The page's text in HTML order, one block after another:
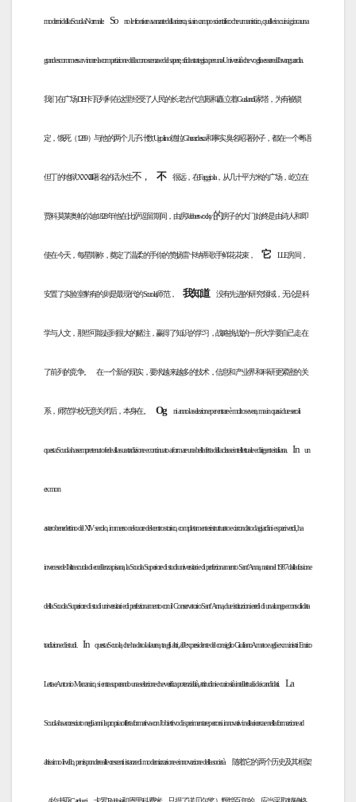
moderni della Scuola Normale. So no le frontiere avanzate della ricerca, sia in campo scientifico che umanistico, quelle in cui si gioca una
grande scommessa: vincere la competizione della conoscenza e del sapere, sfida strategica per una Università che voglia essere all’avanguardia.
我们在广场DEI卡瓦列利在这里经受了人民的长老古代宫殿和矗立着Gualandi家塔，为有被锁
定，饿死（1289）与他的两个儿子计数Ugolino德拉Gherardesca和事实臭名昭著孙子，都在一个粤语
但丁的地狱XXXIII著名的话永生不， 不 很远，在Faggiola，从几十平方米的广场，屹立在
贾科莫莱奥帕尔迪1828年他在比萨逗留期间，由房Jabberwocky的房子的大门始终是由诗人和即
使在今天，每星期称，奠定了温柔的手你的赞扬雷卡纳蒂歌手鲜花花束， 它 LLE房间，
安置了实验室豹有的则是最现代的Scuola师范， 我知道 没有先进的研究领域，无论是科
学与人文，那些可能起到很大的赌注，赢得了知识的学习，战略挑战的一所大学要自己走在
了前列的竞争。 在一个新的现实，要求越来越多的技术，信息和产业界和科研更紧密的关
系，师范学校无意关闭后，本身在。 Og ni anno la selezione per entrare è molto severa, ma in quasi due secoli
questa Scuola ha sempre tenuto fede alla sua tradizione e continuato a formare una bella fetta della classe intellettuale e dirigente italiana. In un
ex mon
astero benedettino del XIV secolo, immerso nel cuore del centro storico, completamente ristrutturato e circondato da giardini e spazi verdi, ha
invece sede l’altra scuola di eccellenza pisana, la Scuola Superiore di studi universitari e di perfezionamento Sant’Anna, nata nel 1987 dalla fusione
della Scuola Superiore di studi universitari e di perfezionamento con il Conservatorio Sant’Anna, due istituzioni eredi di una lunga e consolidata
tradizione di studi. In questa Scuola, che ha dato la laurea, tra gli altri, all’ex presidente del consiglio Giuliano Amato e agli ex ministri Enrico
Letta e Antonio Maccanico, si entra superando una selezione che verifica potenzialità, attitudini e curiosità intellettuali dei candidati. La
Scuola ha accresciuto negli anni la propria offerta formativa con l’obiettivo di sperimentare percorsi innovativi nella ricerca e nella formazione ad
altissimo livello, per rispondere alle crescenti istanze di modernizzazione e innovazione della società. 随着它的两个历史及其框架